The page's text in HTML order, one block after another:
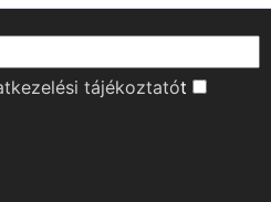
tájékoztatót